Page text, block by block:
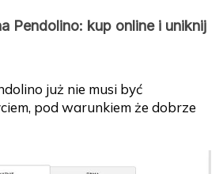
Pendolino: kup online i uniknij
już nie musi być
pod warunkiem że dobrze